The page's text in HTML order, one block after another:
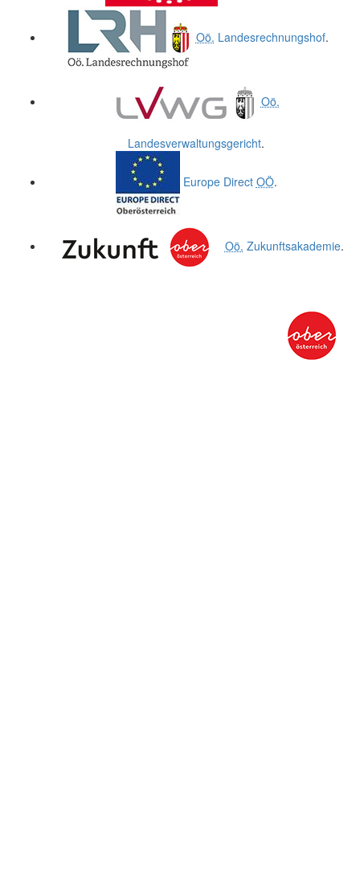
Oö. Landesrechnungshof.
Oö.
Landesverwaltungsgericht.
Europe Direct OÖ.
Oö. Zukunftsakademie.